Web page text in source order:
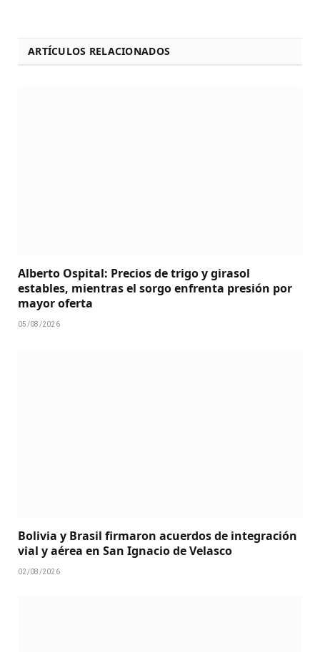
ARTÍCULOS RELACIONADOS
Alberto Ospital: Precios de trigo y girasol
estables, mientras el sorgo enfrenta presión por
mayor oferta
05/08/2026
Bolivia y Brasil firmaron acuerdos de integración
vial y aérea en San Ignacio de Velasco
02/08/2026